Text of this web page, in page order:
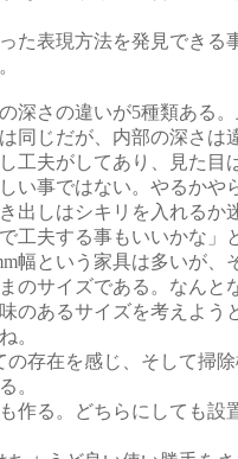
た表現方法を発見できる
深さの違いが5種類ある
同じだが、内部の深さは
工夫がしてあり、見た目
い事ではない。やるかや
出しはシキリを入れるか
工夫する事もいいかな」
幅という家具は多いが
のサイズである。なんと
のあるサイズを考えよう
。
の存在を感じ、そして掃
。
作る。どちらにしても設